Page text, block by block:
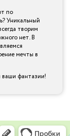
по
Уникальный
творим
нет. В
мечты в
ваши фантазии!